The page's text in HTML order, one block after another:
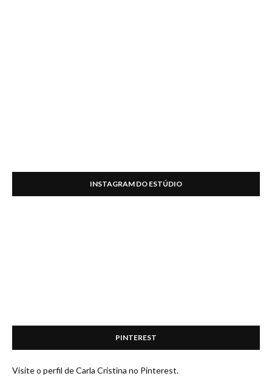
INSTAGRAM DO ESTÚDIO
PINTEREST
Visite o perfil de Carla Cristina no Pinterest.